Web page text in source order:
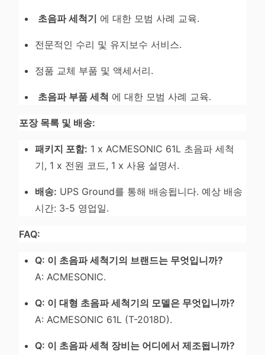
초음파 세척기 에 대한 모범 사례 교육.
전문적인 수리 및 유지보수 서비스.
정품 교체 부품 및 액세서리.
초음파 부품 세척 에 대한 모범 사례 교육.
포장 목록 및 배송:
패키지 포함: 1 x ACMESONIC 61L 초음파 세척
기, 1 x 전원 코드, 1 x 사용 설명서.
배송: UPS Ground를 통해 배송됩니다. 예상 배송
시간: 3-5 영업일.
FAQ:
Q: 이 초음파 세척기의 브랜드는 무엇입니까?
A: ACMESONIC.
Q: 이 대형 초음파 세척기의 모델은 무엇입니까?
A: ACMESONIC 61L (T-2018D).
Q: 이 초음파 세척 장비는 어디에서 제조됩니까?